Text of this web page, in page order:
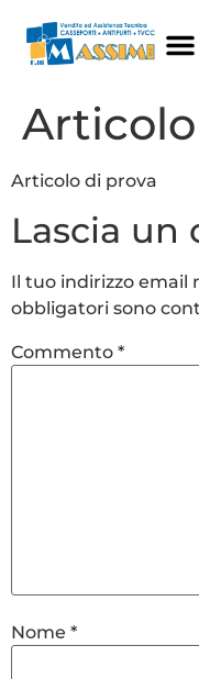
Articolo di prova
Lascia un
Il tuo indirizzo email
obbligatori sono
Commento *
Nome *